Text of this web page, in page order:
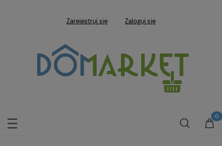
Zarejestruj się Zaloguj się